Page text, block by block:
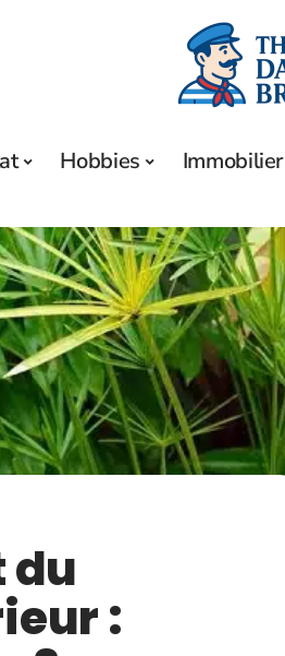
Hobbies Immobilier
du
: